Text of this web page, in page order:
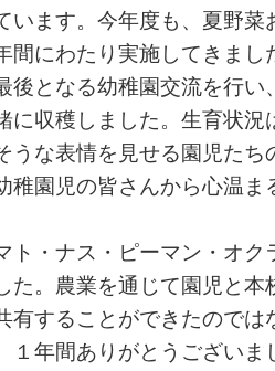
います。今年度も、夏野
間にわたり実施してきまし
後となる幼稚園交流を行
に収穫しました。生育状
うな表情を見せる園児た
稚園児の皆さんから心温
ト・ナス・ピーマン・オ
た。農業を通じて園児と
有することができたので
１年間ありがとうございま